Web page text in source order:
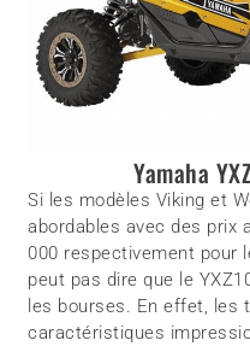
Yamaha
Si les modèles Viking et
abordables avec des prix
000 respectivement pour
peut pas dire que le
les bourses. En effet, les
caractéristiques